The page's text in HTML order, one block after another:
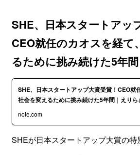
SHE、日本スタートアッ
CEO就任のカオスを経て
るために挑み続けた5年
SHE、日本スタートアップ大賞受賞！CEO就
社会を変えるために挑み続けた5年間｜えりら
note.com
SHEが日本スタートアップ大賞の特